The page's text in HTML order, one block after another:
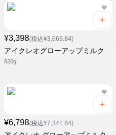
¥3,398(税込¥3,669.84)
アイクレオグローアップミルク
820g
¥6,798(税込¥7,341.84)